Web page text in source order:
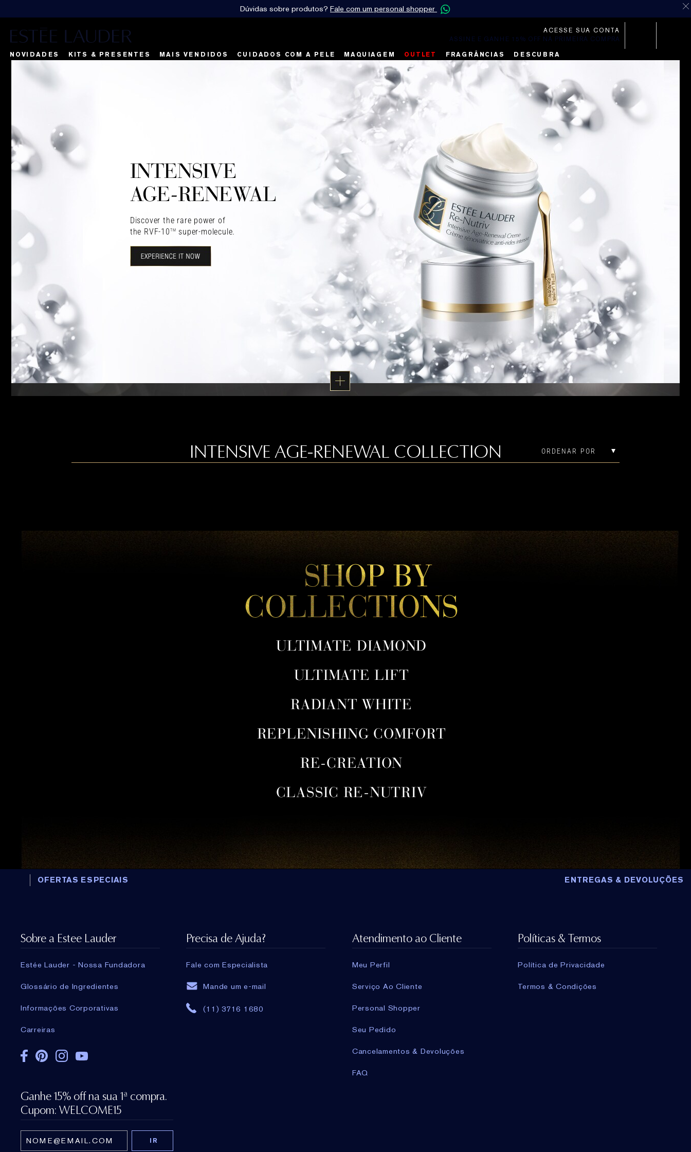
Dúvidas sobre produtos? Fale com um personal shopper
ASSINE E GANHE 15% OFF NA PRIMEIRA COMPRA
ACESSE SUA CONTA
NOVIDADES KITS & PRESENTES MAIS VENDIDOS CUIDADOS COM A PELE MAQUIAGEM OUTLET FRAGRÂNCIAS DESCUBRA
INTENSIVE
AGE-RENEWAL
Discover the rare power of
the RVF-10 TM super-molecule.
INTENSIVE AGE-RENEWAL COLLECTION ORDENAR POR
ULTIMATE DIAMOND
ULTIMATE LIFT
RADIANT WHITE
REPLENISHING COMFORT
RE-CREATION
CLASSIC RE-NUTRIV
OFERTAS ESPECIAIS ENTREGAS & DEVOLUÇÕES
Sobre a Estee Lauder
Estée Lauder - Nossa Fundadora
Glossário de Ingredientes
Informações Corporativas
Carreiras
Precisa de Ajuda?
Fale com Especialista
Mande um e-mail
(11) 3716 1680
Atendimento ao Cliente
Meu Perfil
Serviço Ao Cliente
Personal Shopper
Seu Pedido
Cancelamentos & Devoluções
FAQ
Políticas & Termos
Política de Privacidade
Termos & Condições
Ganhe 15% off na sua 1ª compra.
Cupom: WELCOME15